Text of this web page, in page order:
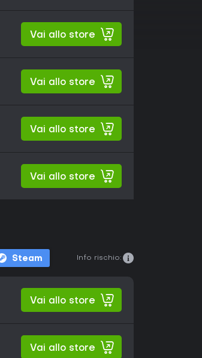
Vai allo store
Vai allo store
Vai allo store
Vai allo store
Steam Info rischio:
Vai allo store
Vai allo store